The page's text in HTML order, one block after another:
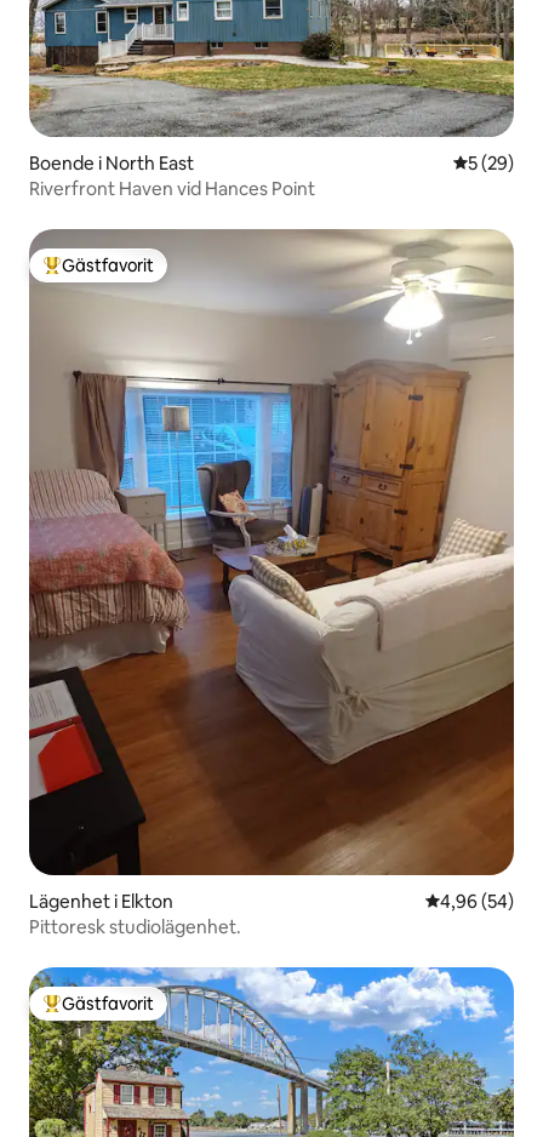
Boende i North East 5 av 5 i
5 (29)
Riverfront Haven vid Hances Point
Populär gästfavorit
Gästfavorit
Lägenhet i Elkton 4,96 av 5 i
4,96 (54)
Pittoresk studiolägenhet.
Populär gästfavorit
Gästfavorit